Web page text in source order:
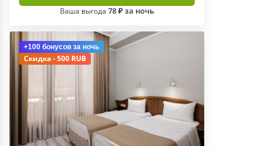
Ваша выгода 78 ₽ за ночь
+100 бонусов за ночь
Скидка - 500 RUB